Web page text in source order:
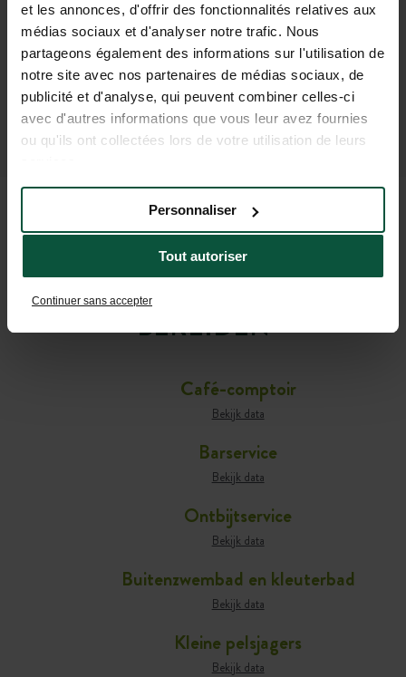
et les annonces, d'offrir des fonctionnalités relatives aux
médias sociaux et d'analyser notre trafic. Nous
partageons également des informations sur l'utilisation de
notre site avec nos partenaires de médias sociaux, de
publicité et d'analyse, qui peuvent combiner celles-ci
avec d'autres informations que vous leur avez fournies
ou qu'ils ont collectées lors de votre utilisation de leurs
Tout autoriser
Personnaliser
Continuer sans accepter
PRAKTISCHE INFORMATIE
OM UW VERBLIJF VOOR TE
BEREIDEN
Café-comptoir
Bekijk data
Barservice
Bekijk data
Ontbijtservice
Bekijk data
Buitenzwembad en kleuterbad
Bekijk data
Kleine pelsjagers
Bekijk data